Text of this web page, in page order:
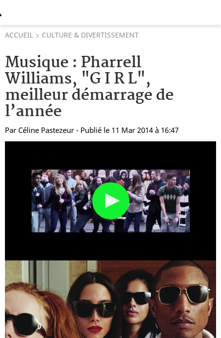
ACCUEIL CULTURE & DIVERTISSEMENT
Musique : Pharrell
Williams, "G I R L",
meilleur démarrage de
l’année
Par Céline Pastezeur - Publié le 11 Mar 2014 à 16:47